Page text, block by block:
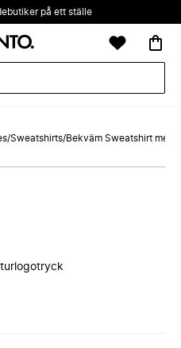
på ett ställe
/Sweatshirts/Bekväm Sweatshirt med